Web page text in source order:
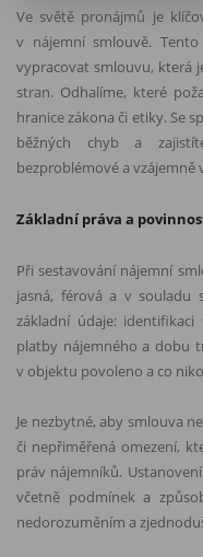
Ve světě pronájmů je
v nájemní smlouvě.
vypracovat smlouvu, která
stran. Odhalíme, které
hranice zákona či etiky. Se
běžných chyb a
bezproblémové a vzájemně
Základní práva a
Při sestavování nájemní
jasná, férová a v souladu
základní údaje:
platby nájemného a dobu
v objektu povoleno a co
Je nezbytné, aby smlouva
či nepřiměřená omezení,
práv nájemníků.
včetně podmínek a
nedorozuměním a